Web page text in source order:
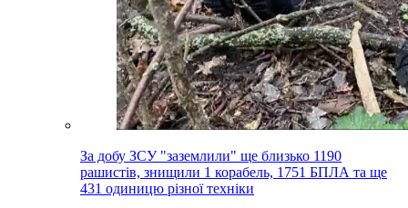
За добу ЗСУ "заземлили" ще близько 1190
рашистів, знищили 1 корабель, 1751 БПЛА та ще
431 одиницю різної техніки